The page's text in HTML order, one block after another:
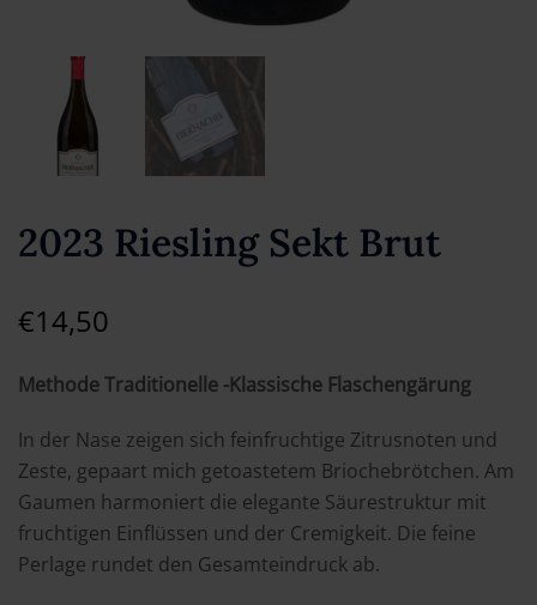
2023 Riesling Sekt Brut
€14,50
Methode Traditionelle -Klassische Flaschengärung
In der Nase zeigen sich feinfruchtige Zitrusnoten und
Zeste, gepaart mich getoastetem Briochebrötchen. Am
Gaumen harmoniert die elegante Säurestruktur mit
fruchtigen Einflüssen und der Cremigkeit. Die feine
Perlage rundet den Gesamteindruck ab.